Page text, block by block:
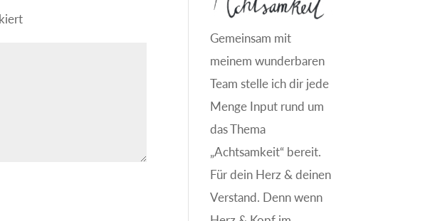
Gemeinsam mit
meinem wunderbaren
Team stelle ich dir jede
Menge Input rund um
das Thema
„Achtsamkeit“ bereit.
Für dein Herz & deinen
Verstand. Denn wenn